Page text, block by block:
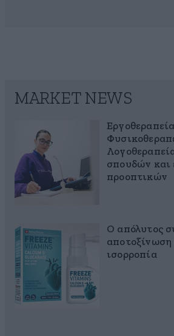
MARKET NEWS
σπουδών και
προοπτικών
Ο απόλυτος
ισορροπία